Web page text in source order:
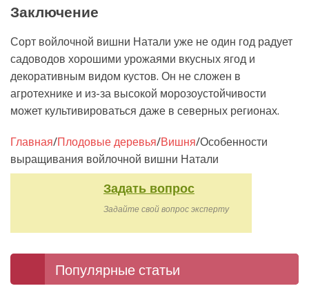
Заключение
Сорт войлочной вишни Натали уже не один год радует
садоводов хорошими урожаями вкусных ягод и
декоративным видом кустов. Он не сложен в
агротехнике и из-за высокой морозоустойчивости
может культивироваться даже в северных регионах.
Главная/Плодовые деревья/Вишня/Особенности
выращивания войлочной вишни Натали
Задать вопрос
Задайте свой вопрос эксперту
Популярные статьи